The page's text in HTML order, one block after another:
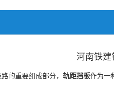
河南铁建
重要组成部分， 轨距挡板作为一